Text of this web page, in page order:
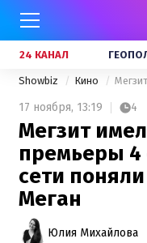
24 КАНАЛ
Showbiz Кино
17 ноября, 13:19 4
Мегзит
премьеры 4
сети
Меган
Юлия Михайлова